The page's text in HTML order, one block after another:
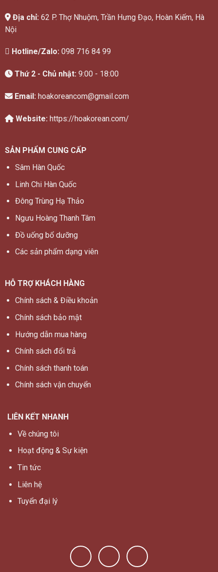
Địa chỉ: 62 P. Thợ Nhuộm, Trần Hưng Đạo, Hoàn Kiếm, Hà
Nội
Hotline/Zalo: 098 716 84 99
Thứ 2 - Chủ nhật: 9:00 - 18:00
Email: hoakoreancom@gmail.com
Website: https://hoakorean.com/
SẢN PHẨM CUNG CẤP
Sâm Hàn Quốc
Linh Chi Hàn Quốc
Đông Trùng Hạ Thảo
Ngưu Hoàng Thanh Tâm
Đồ uống bổ dưỡng
Các sản phẩm dạng viên
HỖ TRỢ KHÁCH HÀNG
Chính sách & Điều khoản
Chính sách bảo mật
Hướng dẫn mua hàng
Chính sách đổi trả
Chính sách thanh toán
Chính sách vận chuyển
LIÊN KẾT NHANH
Về chúng tôi
Hoạt động & Sự kiện
Tin tức
Liên hệ
Tuyển đại lý